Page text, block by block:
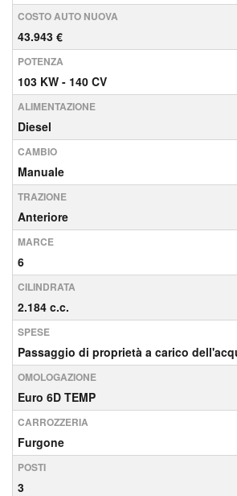
COSTO AUTO NUOVA
43.943 €
POTENZA
103 KW - 140 CV
ALIMENTAZIONE
Diesel
CAMBIO
Manuale
TRAZIONE
Anteriore
MARCE
6
CILINDRATA
2.184 c.c.
SPESE
Passaggio di proprietà a carico
OMOLOGAZIONE
Euro 6D TEMP
CARROZZERIA
Furgone
POSTI
3